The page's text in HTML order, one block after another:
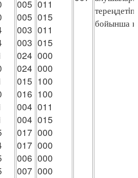
005
005
003
003
024
024
015
016
004
004
017
017
006
007
011
015
011
015
000
000
100
100
011
015
000
000
000
000
бойынша